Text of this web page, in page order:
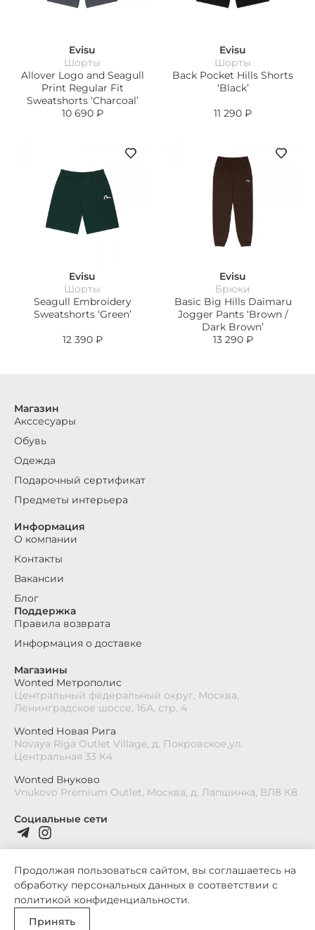
Evisu
Шорты
Allover Logo and Seagull
Print Regular Fit
Sweatshorts ‘Charcoal’
10 690 ₽
Evisu
Шорты
Back Pocket Hills Shorts
‘Black’
11 290 ₽
Evisu
Шорты
Seagull Embroidery
Sweatshorts ‘Green’
12 390 ₽
Evisu
Брюки
Basic Big Hills Daimaru
Jogger Pants ‘Brown /
Dark Brown’
13 290 ₽
Социальные сети
Магазины
Wonted Метрополис
Центральный федеральный округ, Москва,
Ленинградское шоссе, 16А, стр. 4
Wonted Новая Рига
Novaya Riga Outlet Village, д. Покровское,ул.
Центральная 33 К4
Wonted Внуково
Vnukovo Premium Outlet, Москва, д. Лапшинка, ВЛ8 К8
Магазин
Акссесуары
Обувь
Одежда
Подарочный сертификат
Предметы интерьера
Информация
О компании
Контакты
Вакансии
Блог
Поддержка
Правила возврата
Информация о доставке
2026©Wonted
Продолжая пользоваться сайтом, вы соглашаетесь на
обработку персональных данных в соответствии с
политикой конфиденциальности.
Принять